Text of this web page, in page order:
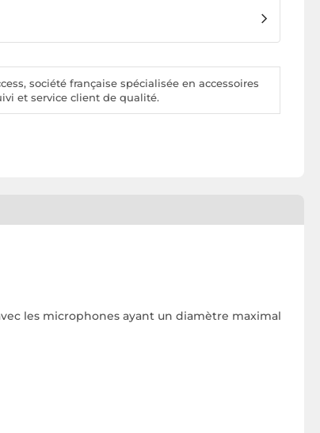
société française spécialisée en accessoires
et service client de qualité.
les microphones ayant un diamètre maximal